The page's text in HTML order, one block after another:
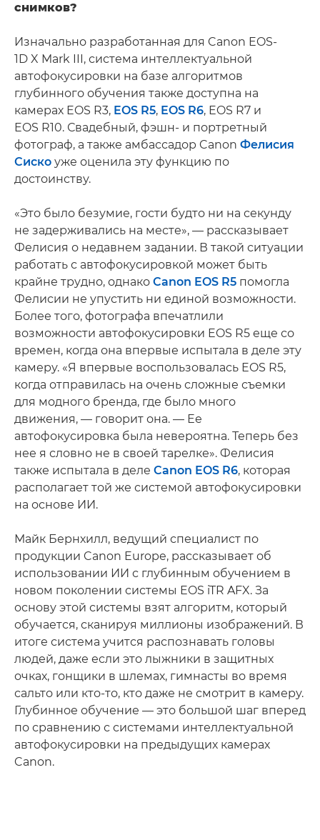
снимков?
Изначально разработанная для Canon EOS-
1D X Mark III, система интеллектуальной
автофокусировки на базе алгоритмов
глубинного обучения также доступна на
камерах EOS R3, EOS R5, EOS R6, EOS R7 и
EOS R10. Свадебный, фэшн- и портретный
фотограф, а также амбассадор Canon Фелисия
Сиско уже оценила эту функцию по
достоинству.
«Это было безумие, гости будто ни на секунду
не задерживались на месте», — рассказывает
Фелисия о недавнем задании. В такой ситуации
работать с автофокусировкой может быть
крайне трудно, однако Canon EOS R5 помогла
Фелисии не упустить ни единой возможности.
Более того, фотографа впечатлили
возможности автофокусировки EOS R5 еще со
времен, когда она впервые испытала в деле эту
камеру. «Я впервые воспользовалась EOS R5,
когда отправилась на очень сложные съемки
для модного бренда, где было много
движения, — говорит она. — Ее
автофокусировка была невероятна. Теперь без
нее я словно не в своей тарелке». Фелисия
также испытала в деле Canon EOS R6, которая
располагает той же системой автофокусировки
на основе ИИ.
Майк Бернхилл, ведущий специалист по
продукции Canon Europe, рассказывает об
использовании ИИ с глубинным обучением в
новом поколении системы EOS iTR AFX. За
основу этой системы взят алгоритм, который
обучается, сканируя миллионы изображений. В
итоге система учится распознавать головы
людей, даже если это лыжники в защитных
очках, гонщики в шлемах, гимнасты во время
сальто или кто-то, кто даже не смотрит в камеру.
Глубинное обучение — это большой шаг вперед
по сравнению с системами интеллектуальной
автофокусировки на предыдущих камерах
Canon.